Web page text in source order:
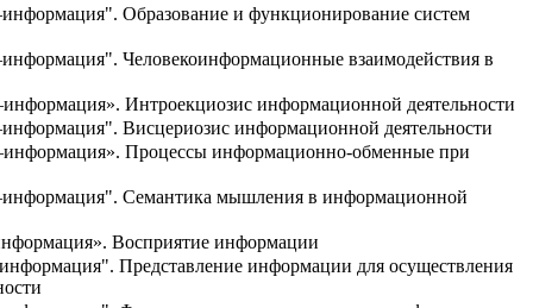
Образование и функционирование систем
Человекоинформационные взаимодействия в
Интроекциозис информационной деятельности
Висцериозис информационной деятельности
Процессы информационно-обменные при
Семантика мышления в информационной
Восприятие информации
Представление информации для осуществления